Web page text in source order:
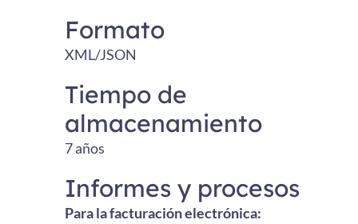
Formato
XML/JSON
Tiempo de
almacenamiento
7 años
Informes y procesos
Para la facturación electrónica: